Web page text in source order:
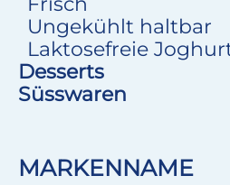
Ungekühlt haltbar
Laktosefreie
Desserts
Süsswaren
MARKENNAME